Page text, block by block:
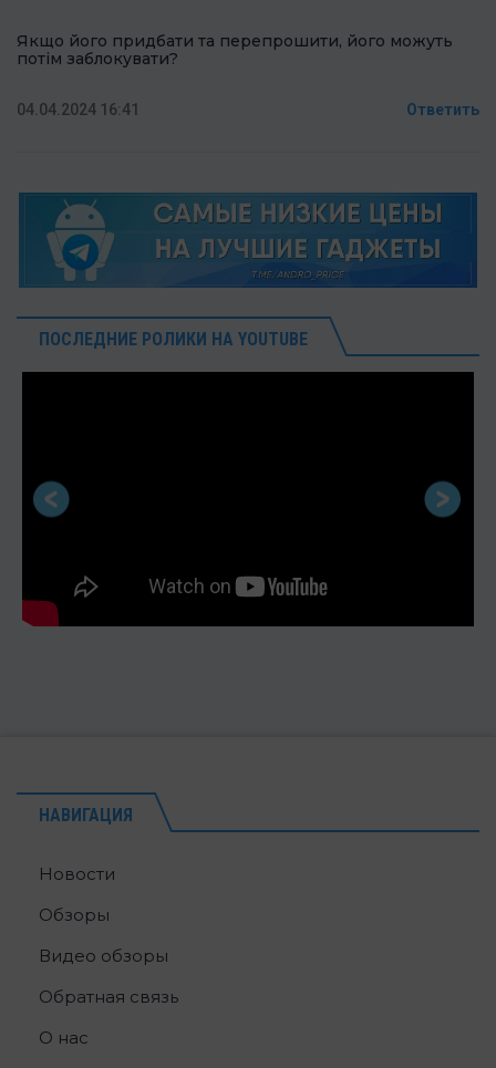
Якщо його придбати та перепрошити, його можуть
потім заблокувати?
04.04.2024 16:41 Ответить
ПОСЛЕДНИЕ РОЛИКИ НА YOUTUBE
НАВИГАЦИЯ
Новости
Обзоры
Видео обзоры
Обратная связь
О нас